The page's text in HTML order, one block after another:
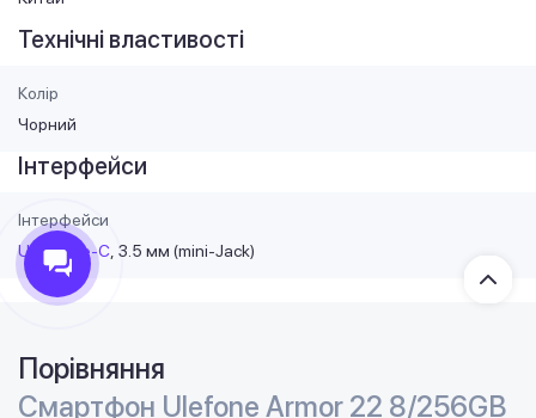
Технічні властивості
Колір
Чорний
Інтерфейси
Інтерфейси
USB Type-C 3.5 мм (mini-Jack)
Порівняння
Смартфон Ulefone Armor 22 8/256GB